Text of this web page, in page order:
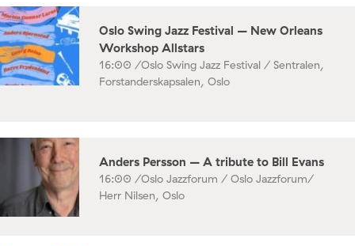
Oslo Swing Jazz Festival – New Orleans
Workshop Allstars
16:00 /Oslo Swing Jazz Festival / Sentralen,
Forstanderskapsalen, Oslo
Anders Persson – A tribute to Bill Evans
16:00 /Oslo Jazzforum / Oslo Jazzforum/
Herr Nilsen, Oslo